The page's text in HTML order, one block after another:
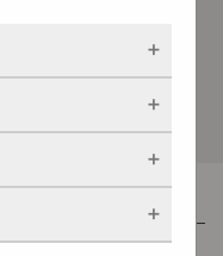
traktatie,
Neem
verder in de
de website
actief en
worden
zoals
of je
kunt je browser
vaak onze site
vandaan
zijn. Zo
verbeteren.
voorkeuren.
gegevens.